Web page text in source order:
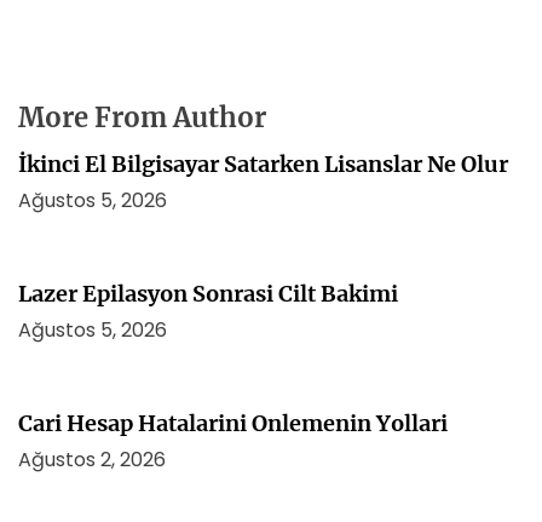
More From Author
İkinci El Bilgisayar Satarken Lisanslar Ne Olur
Ağustos 5, 2026
Lazer Epilasyon Sonrasi Cilt Bakimi
Ağustos 5, 2026
Cari Hesap Hatalarini Onlemenin Yollari
Ağustos 2, 2026